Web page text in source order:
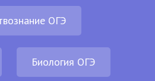
ОГЭ
Биология ОГЭ